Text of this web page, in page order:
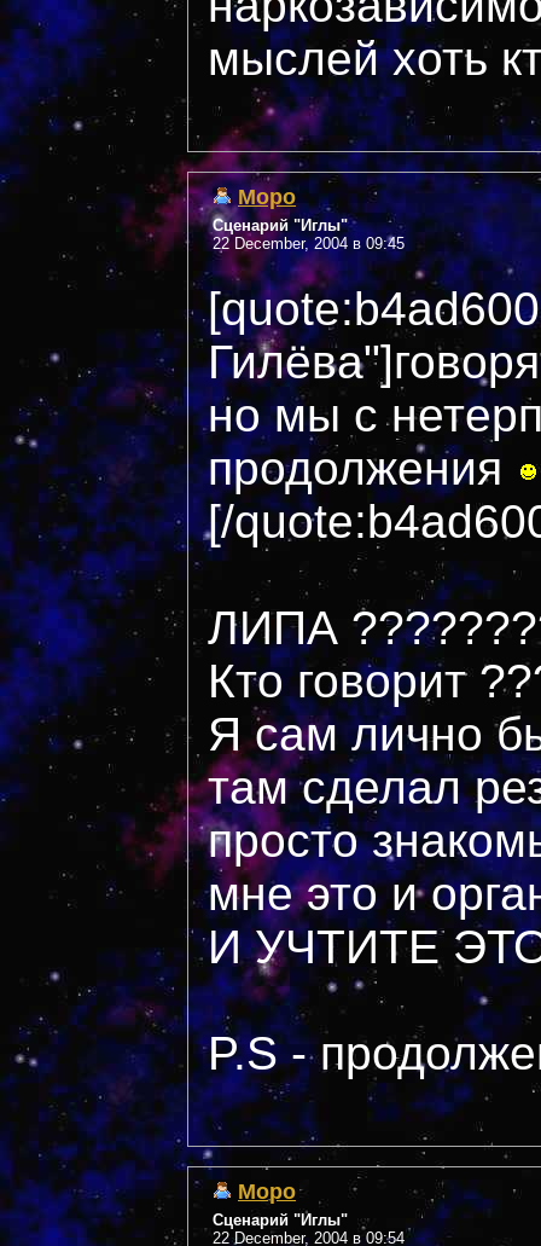
мыслей хоть
Mopo
Сценарий "Иглы"
22 December, 2004 в 09:45
но мы с
продолжения
[/
ЛИПА
Кто говорит
Я сам лично
там сделал
просто
мне это и
И УЧТИТЕ
P.S -
Mopo
Сценарий "Иглы"
22 December, 2004 в 09:54